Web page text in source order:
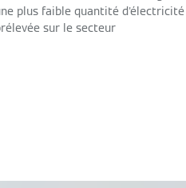
plus faible quantité d'électricité
sur le secteur